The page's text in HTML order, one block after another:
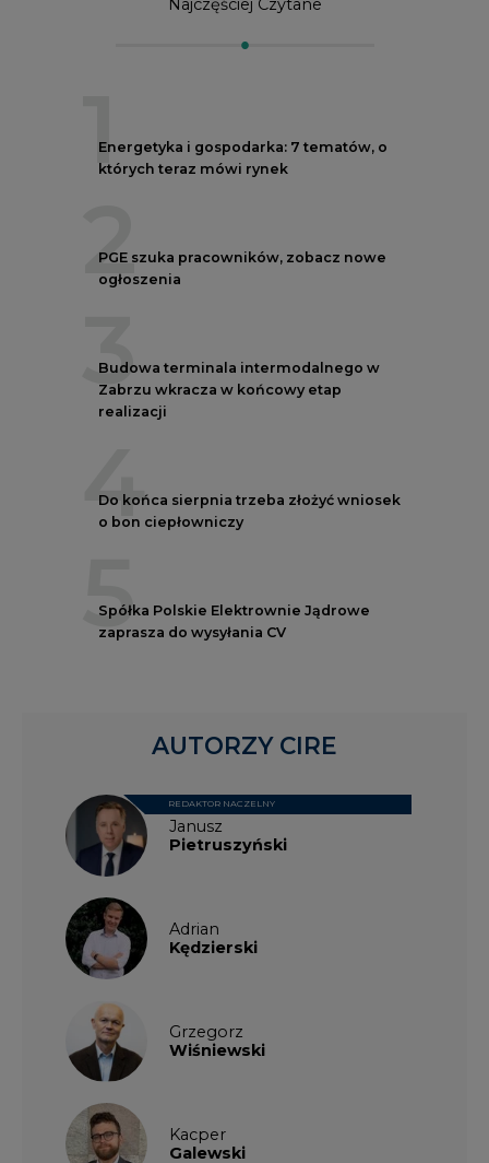
1
Energetyka i gospodarka: 7 tematów, o
których teraz mówi rynek
2
PGE szuka pracowników, zobacz nowe
ogłoszenia
3
Budowa terminala intermodalnego w
Zabrzu wkracza w końcowy etap
realizacji
4
Do końca sierpnia trzeba złożyć wniosek
o bon ciepłowniczy
5
Spółka Polskie Elektrownie Jądrowe
zaprasza do wysyłania CV
Janusz
Pietruszyński
REDAKTOR NACZELNY
Adrian
Kędzierski
Grzegorz
Wiśniewski
Kacper
Galewski
AUTORZY CIRE